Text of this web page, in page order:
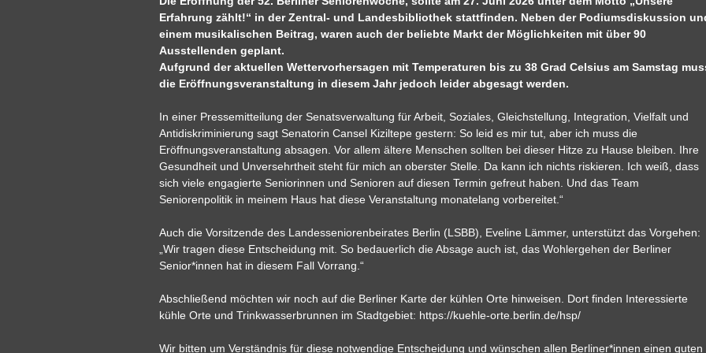
Erfahrung zählt!“ in der Zentral- und Landesbibliothek stattfinden. Neben der Podiumsdiskussion
einem musikalischen Beitrag, waren auch der beliebte Markt der Möglichkeiten mit über 90
Ausstellenden geplant.
Aufgrund der aktuellen Wettervorhersagen mit Temperaturen bis zu 38 Grad Celsius am Samstag
die Eröffnungsveranstaltung in diesem Jahr jedoch leider abgesagt werden.
In einer Pressemitteilung der Senatsverwaltung für Arbeit, Soziales, Gleichstellung, Integration, Vielfalt und
Antidiskriminierung sagt Senatorin Cansel Kiziltepe gestern: So leid es mir tut, aber ich muss die
Eröffnungsveranstaltung absagen. Vor allem ältere Menschen sollten bei dieser Hitze zu Hause bleiben. Ihre
Gesundheit und Unversehrtheit steht für mich an oberster Stelle. Da kann ich nichts riskieren. Ich weiß, dass
sich viele engagierte Seniorinnen und Senioren auf diesen Termin gefreut haben. Und das Team
Seniorenpolitik in meinem Haus hat diese Veranstaltung monatelang vorbereitet.“
Auch die Vorsitzende des Landesseniorenbeirates Berlin (LSBB), Eveline Lämmer, unterstützt das Vorgehen:
„Wir tragen diese Entscheidung mit. So bedauerlich die Absage auch ist, das Wohlergehen der Berliner
Senior*innen hat in diesem Fall Vorrang.“
Abschließend möchten wir noch auf die Berliner Karte der kühlen Orte hinweisen. Dort finden Interessierte
kühle Orte und Trinkwasserbrunnen im Stadtgebiet: https://kuehle-orte.berlin.de/hsp/
Wir bitten um Verständnis für diese notwendige Entscheidung und wünschen allen Berliner*innen einen guten